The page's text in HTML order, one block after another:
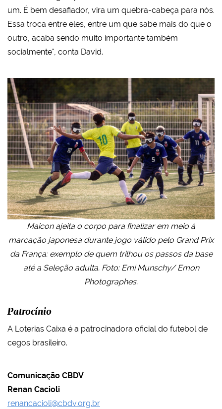
um. É bem desafiador, vira um quebra-cabeça para nós.
Essa troca entre eles, entre um que sabe mais do que o
outro, acaba sendo muito importante também
socialmente", conta David.
Maicon ajeita o corpo para finalizar em meio à
marcação japonesa durante jogo válido pelo Grand Prix
da França: exemplo de quem trilhou os passos da base
até a Seleção adulta. Foto: Emi Munschy/ Emon
Photographes.
Patrocínio
A Loterias Caixa é a patrocinadora oficial do futebol de
cegos brasileiro.
Comunicação CBDV
Renan Cacioli
renancacioli@cbdv.org.br